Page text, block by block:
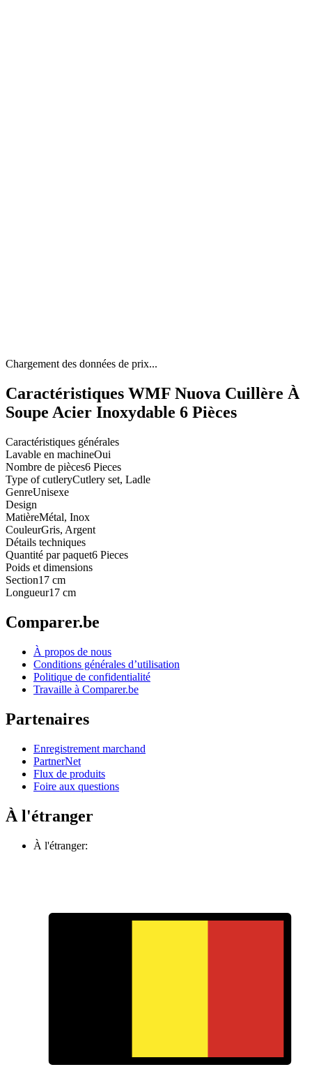
Chargement des données de prix...
Caractéristiques WMF Nuova Cuillère À
Soupe Acier Inoxydable 6 Pièces
Caractéristiques générales
Lavable en machineOui
Nombre de pièces6 Pieces
Type of cutleryCutlery set, Ladle
GenreUnisexe
Design
MatièreMétal, Inox
CouleurGris, Argent
Détails techniques
Quantité par paquet6 Pieces
Poids et dimensions
Section17 cm
Longueur17 cm
Comparer.be
À propos de nous
Conditions générales d’utilisation
Politique de confidentialité
Travaille à Comparer.be
Partenaires
Enregistrement marchand
PartnerNet
Flux de produits
Foire aux questions
À l'étranger
À l'étranger: